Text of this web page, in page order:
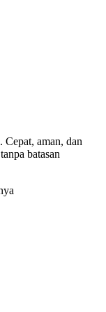
aman, dan
batasan